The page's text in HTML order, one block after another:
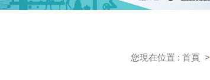
您現在位置 : 首頁 >